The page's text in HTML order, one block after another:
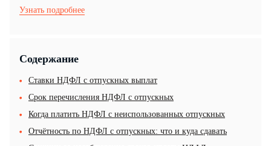
Узнать подробнее
Содержание
Ставки НДФЛ с отпускных выплат
Срок перечисления НДФЛ с отпускных
Когда платить НДФЛ с неиспользованных отпускных
Отчётность по НДФЛ с отпускных: что и куда сдавать